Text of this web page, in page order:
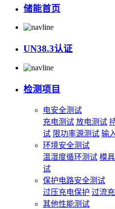
储能首页
UN38.3认证
检测项目
电安全测试
充电测试 放电测试
试 限功率源测试 输
环境安全测试
温湿度循环测试 模
试
保护电路安全测试
过压充电保护 过流
其他性能测试